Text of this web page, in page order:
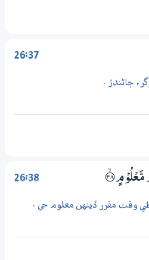
26:37
ڄاڻندڙ .
26:38 ؀ۙ38
وقت مقرر ڏينهن معلوم جي .